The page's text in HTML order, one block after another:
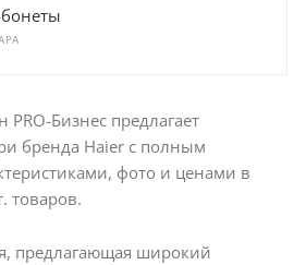
PRO-Бизнес предлагает
бренда Haier с полным
фото и ценами в
товаров.
предлагающая широкий